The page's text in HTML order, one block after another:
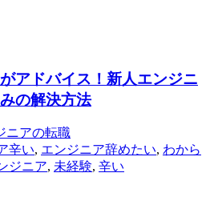
アドバイス！新人エンジニ
の解決方法
ニアの転職
辛い, エンジニア辞めたい, わから
ジニア, 未経験, 辛い